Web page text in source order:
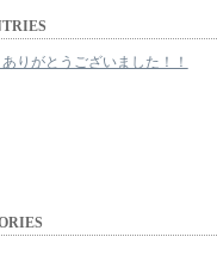
りがとうございました！！